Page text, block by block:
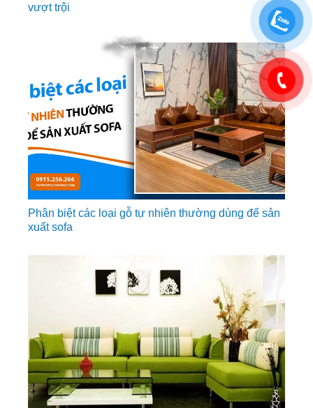
vượt trội
Phân biệt các loại gỗ tự nhiên thường dùng để sản
xuất sofa